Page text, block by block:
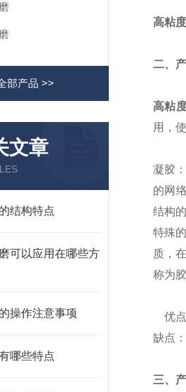
部产品 >>
文章
结构特点
可以应用在哪些方
操作注意事项
哪些特点
高粘
二、
高粘
用，
凝胶
的网
结构
特殊
质，
称为
优点
缺点
三、